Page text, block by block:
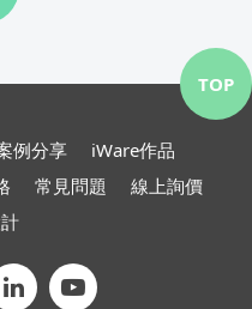
例分享
iWare作品
常見問題
線上詢價
TOP